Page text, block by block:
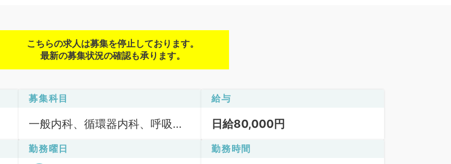
こちらの求人は募集を停止しております。
最新の募集状況の確認も承ります。
募集科目
一般内科、循環器内科、呼吸器
謝内科
給与
日給80,000円
勤務曜日 勤務時間